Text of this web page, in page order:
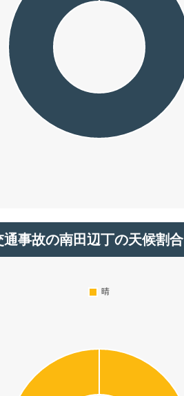
通事故の南田辺丁の天候割合